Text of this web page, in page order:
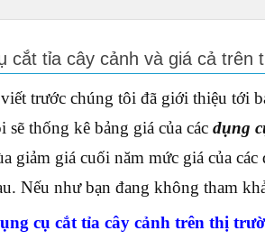
cắt tỉa cây cảnh và giá cả trên
trước chúng tôi đã giới thiệu tới
sẽ thống kê bảng giá của các dụng
giảm giá cuối năm mức giá của các
Nếu như bạn đang không tham
cụ cắt tỉa cây cảnh trên thị